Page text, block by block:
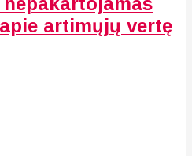
artimųjų vertę